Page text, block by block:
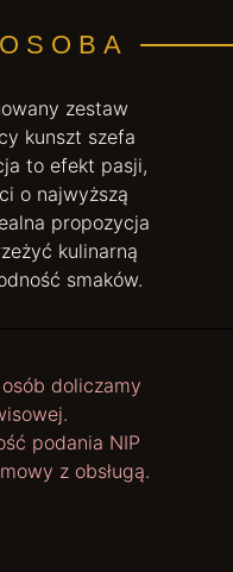
zestaw
kunszt szefa
to efekt pasji,
o najwyższą
propozycja
kulinarną
smaków.
doliczamy
podania NIP
z obsługą.